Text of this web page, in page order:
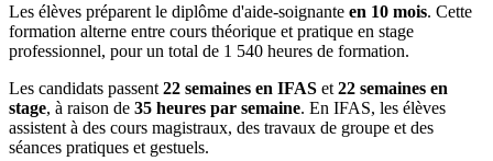
Les élèves préparent le diplôme d'aide-soignante en 10 mois. Cette
formation alterne entre cours théorique et pratique en stage
professionnel, pour un total de 1 540 heures de formation.
Les candidats passent 22 semaines en IFAS et 22 semaines en
stage, à raison de 35 heures par semaine. En IFAS, les élèves
assistent à des cours magistraux, des travaux de groupe et des
séances pratiques et gestuels.